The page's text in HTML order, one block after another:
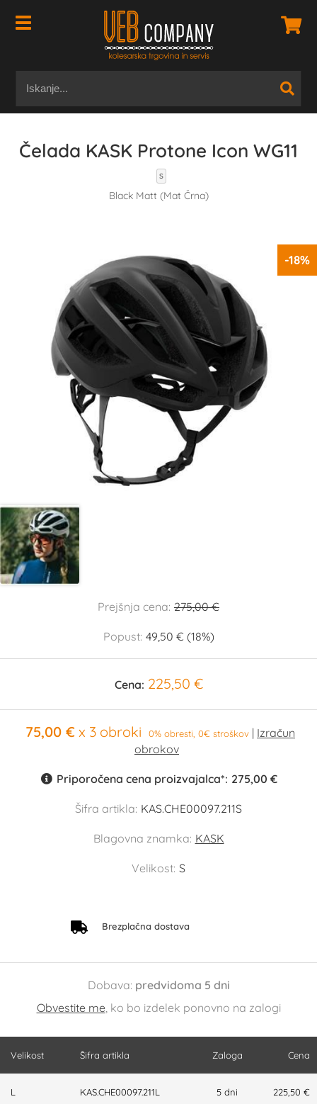
Čelada KASK Protone Icon WG11
S
Black Matt (Mat Črna)
-18%
Prejšnja cena: 275,00 €
Popust: 49,50 € (18%)
Cena: 225,50 €
75,00 € x 3 obroki 0% obresti, 0€ stroškov
Priporočena cena proizvajalca*: 275,00 €
Šifra artikla: KAS.CHE00097.211S
Blagovna znamka: KASK
Velikost: S
Brezplačna dostava
Dobava: predvidoma 5 dni
Obvestite me, ko bo izdelek ponovno na zalogi
Velikost Šifra artikla Zaloga Cena
L KAS.CHE00097.211L 5 dni 225,50 €